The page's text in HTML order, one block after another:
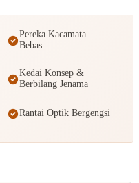
Pereka Kacamata
Bebas
Kedai Konsep &
Berbilang Jenama
Rantai Optik Bergengsi